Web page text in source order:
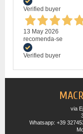
Verified buyer
13 May 2026
recomenda-se
Verified buyer
via
Whatsapp: +39